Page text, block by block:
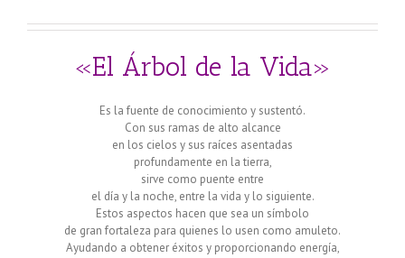
«El Árbol de la Vida»
Es la fuente de conocimiento y sustentó.
Con sus ramas de alto alcance
en los cielos y sus raíces asentadas
profundamente en la tierra,
sirve como puente entre
el día y la noche, entre la vida y lo siguiente.
Estos aspectos hacen que sea un símbolo
de gran fortaleza para quienes lo usen como amuleto.
Ayudando a obtener éxitos y proporcionando energía,